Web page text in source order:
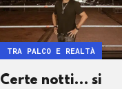
Certe notti… si
TRA PALCO E REALTÀ